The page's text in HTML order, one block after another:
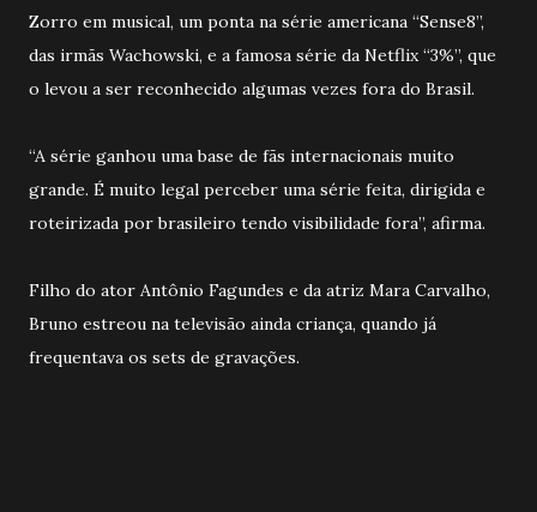
Zorro em musical, um ponta na série americana “Sense8”,
das irmãs Wachowski, e a famosa série da Netflix “3%”, que
o levou a ser reconhecido algumas vezes fora do Brasil.
“A série ganhou uma base de fãs internacionais muito
grande. É muito legal perceber uma série feita, dirigida e
roteirizada por brasileiro tendo visibilidade fora”, afirma.
Filho do ator Antônio Fagundes e da atriz Mara Carvalho,
Bruno estreou na televisão ainda criança, quando já
frequentava os sets de gravações.